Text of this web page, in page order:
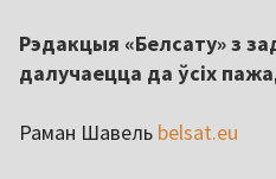
Рэдакцыя «Белсату» з
далучаецца да ўсіх
Раман Шавель belsat.eu